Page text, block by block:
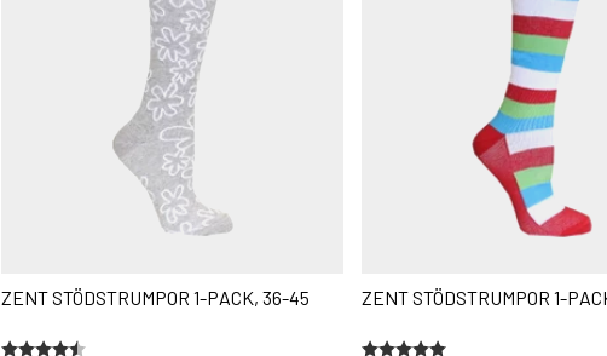
ZENT STÖDSTRUMPOR 1-PACK, 36-45
Betyg:
4.8 utav 5 stjärnor
ZENT STÖDSTRUMPOR 1-
Betyg:
5.0 utav 5 stjärnor